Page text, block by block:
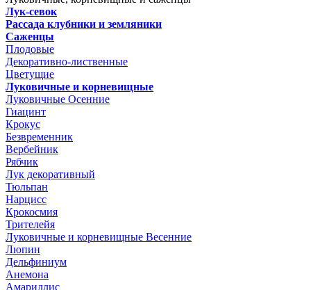
Лук-севок
Рассада клубники и земляники
Саженцы
Плодовые
Декоративно-лиственные
Цветущие
Луковичные и корневищные
Луковичные Осенние
Гиацинт
Крокус
Безвременник
Вербейник
Рябчик
Лук декоративный
Тюльпан
Нарцисс
Крокосмия
Трителейя
Луковичные и корневищные Весенние
Люпин
Дельфиниум
Анемона
Амариллис